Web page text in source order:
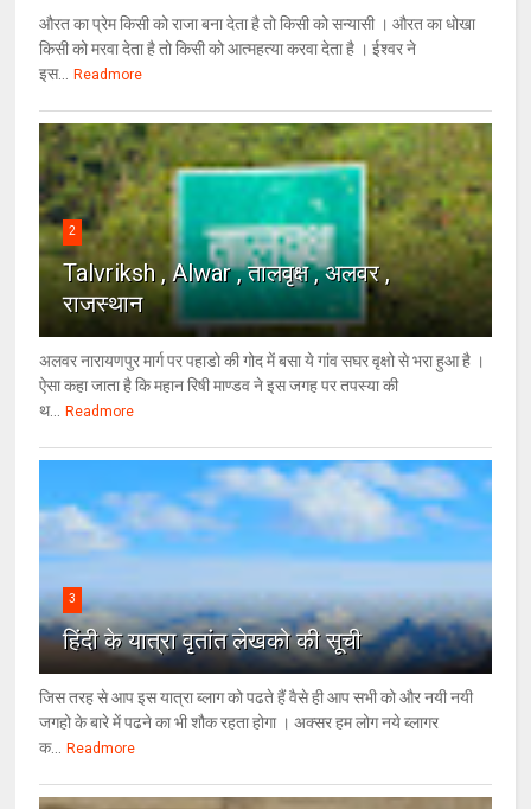
औरत का प्रेम किसी को राजा बना देता है तो किसी को सन्यासी । औरत का धोखा
किसी को मरवा देता है तो किसी को आत्महत्या करवा देता है । ईश्वर ने
इस...
Readmore
2
Talvriksh , Alwar , तालवृक्ष , अलवर ,
राजस्थान
अलवर नारायणपुर मार्ग पर पहाडो की गोद में बसा ये गांव सघर वृक्षो से भरा हुआ है ।
ऐसा कहा जाता है कि महान रिषी माण्डव ने इस जगह पर तपस्या की
थ...
Readmore
3
हिंदी के यात्रा वृतांत लेखको की सूची
जिस तरह से आप इस यात्रा ब्लाग को पढते हैं वैसे ही आप सभी को और नयी नयी
जगहो के बारे में पढने का भी शौक रहता होगा । अक्सर हम लोग नये ब्लागर
क...
Readmore